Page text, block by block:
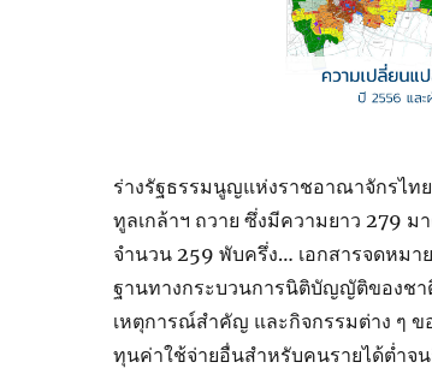
ร่างรัฐธรรมนูญแห่งราชอาณาจักรไท
ทูลเกล้าฯ ถวาย ซึ่งมีความยาว 279 ม
จำนวน 259 พับครึ่ง… เอกสารจดหม
ฐานทางกระบวนการนิติบัญญัติของชา
เหตุการณ์สำคัญ และกิจกรรมต่าง ๆ ข
ทุนค่าใช้จ่ายอื่นสำหรับคนรายได้ต่ำจ